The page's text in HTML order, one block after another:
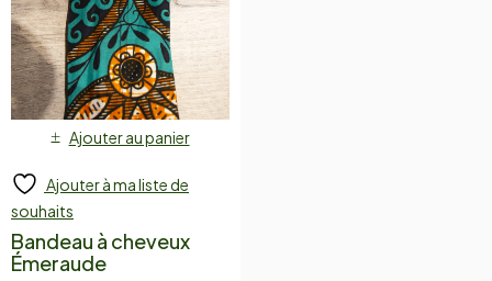
Ajouter au panier
Ajouter à ma liste de
souhaits
Bandeau à cheveux
Émeraude